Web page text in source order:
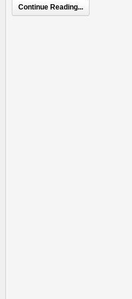
Continue Reading...